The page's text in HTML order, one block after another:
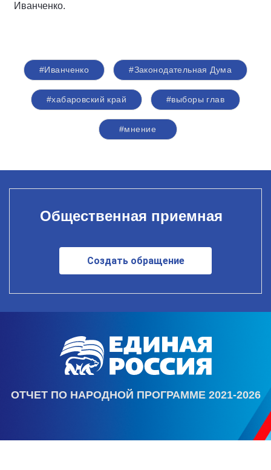
Иванченко.
#Иванченко #Законодательная Дума
#хабаровский край #выборы глав
#мнение
Общественная приемная
Создать обращение
ОТЧЕТ ПО НАРОДНОЙ ПРОГРАММЕ 2021-2026